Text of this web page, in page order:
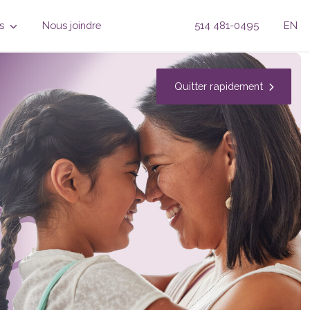
Nous joindre 514 481-0495 EN
Quitter rapidement